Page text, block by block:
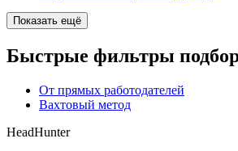
Показать ещё
Быстрые фильтры
От прямых работодателей
Вахтовый метод
HeadHunter